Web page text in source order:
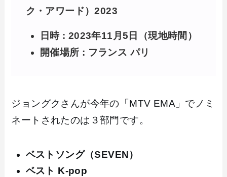
ク・アワード）2023
日時 : 2023年11月5日（現地時間）
開催場所 : フランス パリ
ジョングクさんが今年の「MTV EMA」でノミ
ネートされたのは３部門です。
ベストソング（SEVEN）
ベスト K-pop